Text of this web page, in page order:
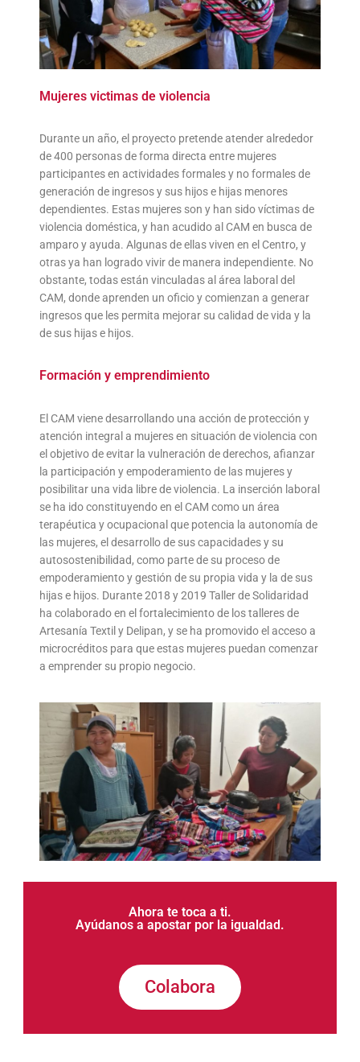
Mujeres victimas de violencia
Durante un año, el proyecto pretende atender alrededor
de 400 personas de forma directa entre mujeres
participantes en actividades formales y no formales de
generación de ingresos y sus hijos e hijas menores
dependientes. Estas mujeres son y han sido víctimas de
violencia doméstica, y han acudido al CAM en busca de
amparo y ayuda. Algunas de ellas viven en el Centro, y
otras ya han logrado vivir de manera independiente. No
obstante, todas están vinculadas al área laboral del
CAM, donde aprenden un oficio y comienzan a generar
ingresos que les permita mejorar su calidad de vida y la
de sus hijas e hijos.
Formación y emprendimiento
El CAM viene desarrollando una acción de protección y
atención integral a mujeres en situación de violencia con
el objetivo de evitar la vulneración de derechos, afianzar
la participación y empoderamiento de las mujeres y
posibilitar una vida libre de violencia. La inserción laboral
se ha ido constituyendo en el CAM como un área
terapéutica y ocupacional que potencia la autonomía de
las mujeres, el desarrollo de sus capacidades y su
autosostenibilidad, como parte de su proceso de
empoderamiento y gestión de su propia vida y la de sus
hijas e hijos. Durante 2018 y 2019 Taller de Solidaridad
ha colaborado en el fortalecimiento de los talleres de
Artesanía Textil y Delipan, y se ha promovido el acceso a
microcréditos para que estas mujeres puedan comenzar
a emprender su propio negocio.
Ahora te toca a ti.
Ayúdanos a apostar por la igualdad.
Colabora